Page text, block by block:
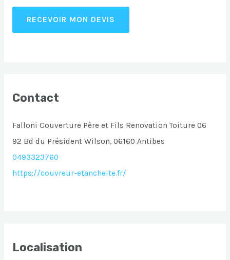
RECEVOIR MON DEVIS
Contact
Falloni Couverture Père et Fils Renovation Toiture 06
92 Bd du Président Wilson, 06160 Antibes
0493323760
https://couvreur-etancheite.fr/
Localisation